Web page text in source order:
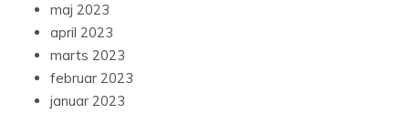
maj 2023
april 2023
marts 2023
februar 2023
januar 2023